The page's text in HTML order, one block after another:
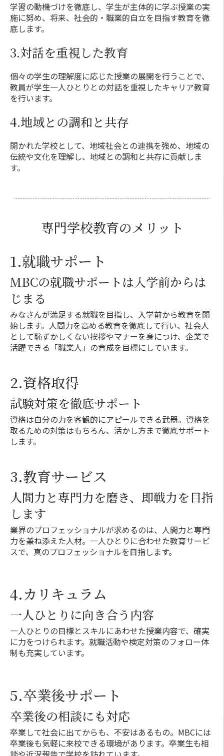
学習の動機づけを徹底し、学生が主体的に学ぶ授業の実
施に努め、将来、社会的・職業的自立を目指す教育を徹
底します。
3.対話を重視した教育
個々の学生の理解度に応じた授業の展開を行うことで、
教員が学生一人ひとりとの対話を重視したキャリア教育
を行います。
4.地域との調和と共存
開かれた学校として、地域社会との連携を強め、地域の
伝統や文化を理解し、地域との調和と共存に貢献しま
す。
専門学校教育のメリット
1.就職サポート
MBCの就職サポートは入学前からは
じまる
みなさんが満足する就職を目指し、入学前から教育を開
始します。人間力を高める教育を徹底して行い、社会人
として恥ずかしくない挨拶やマナーを身につけ、企業で
活躍できる「職業人」の育成を目標にしています。
2.資格取得
試験対策を徹底サポート​
資格は自分の力を客観的にアピールできる武器。資格を
取るための対策はもちろん、活かし方まで徹底サポート
します。
3.教育サービス
人間力と専門力を磨き、即戦力を目指
します
業界のプロフェッショナルが求めるのは、人間力と専門
力を兼ね添えた人材。一人ひとりに合わせた教育サービ
スで、真のプロフェッショナルを目指します。
4.カリキュラム
一人ひとりに向き合う内容
一人ひとりの目標とスキルにあわせた授業内容で、確実
に力をつけられます。就職活動や検定対策のフォロー体
制も充実しています。
5.卒業後サポート
卒業後の相談にも対応
卒業して社会に出てからも、不安はあるもの。MBCには
卒業後も気軽に来校できる環境があります。卒業生も相